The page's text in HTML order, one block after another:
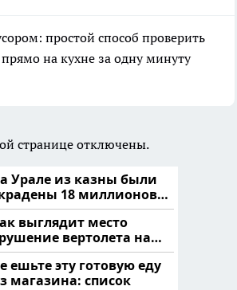
простой способ проверить
прямо на кухне за одну минуту
странице отключены.
Урале из казны были
18 миллионов
выглядит место
вертолета на
смотреть
ешьте эту готовую еду
магазина: список